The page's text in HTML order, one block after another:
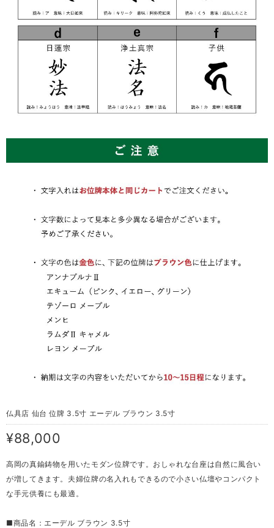
仏具店 仙台 位牌 3.5寸 エーデル ブラウン 3.5寸
¥88,000
高岡の真鍮鋳物を用いたモダン位牌です。おしゃれな台座は自然に風合い
が増してきます。夫婦位牌の名入れもできるので小さい仏壇やコンパクト
な手元供養にも最適。
■商品名：エーデル ブラウン 3.5寸